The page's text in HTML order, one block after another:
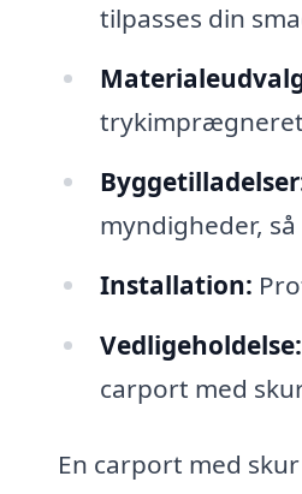
tilpasses din
myndigheder,
Installation:
Vedligeholdelse:
carport med
En carport med